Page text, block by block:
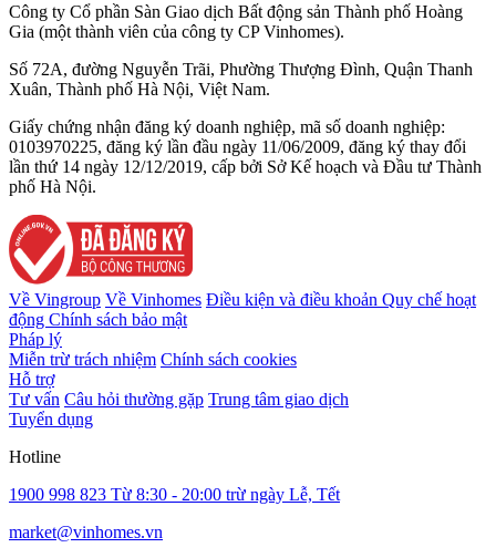
Công ty Cổ phần Sàn Giao dịch Bất động sản Thành phố Hoàng
Gia (một thành viên của công ty CP Vinhomes).
Số 72A, đường Nguyễn Trãi, Phường Thượng Đình, Quận Thanh
Xuân, Thành phố Hà Nội, Việt Nam.
Giấy chứng nhận đăng ký doanh nghiệp, mã số doanh nghiệp:
0103970225, đăng ký lần đầu ngày 11/06/2009, đăng ký thay đổi
lần thứ 14 ngày 12/12/2019, cấp bởi Sở Kế hoạch và Đầu tư Thành
phố Hà Nội.
Về Vingroup Về Vinhomes Điều kiện và điều khoản Quy chế hoạt
động Chính sách bảo mật
Pháp lý
Miễn trừ trách nhiệm Chính sách cookies
Hỗ trợ
Tư vấn Câu hỏi thường gặp Trung tâm giao dịch
Tuyển dụng
Hotline
1900 998 823 Từ 8:30 - 20:00 trừ ngày Lễ, Tết
market@vinhomes.vn